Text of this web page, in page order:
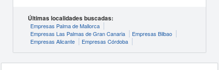
Últimas localidades buscadas:
Empresas Palma de Mallorca
Empresas Las Palmas de Gran Canaria
Empresas Bilbao
Empresas Alicante
Empresas Córdoba